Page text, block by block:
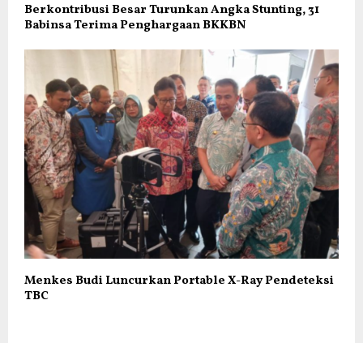
Berkontribusi Besar Turunkan Angka Stunting, 31
Babinsa Terima Penghargaan BKKBN
Menkes Budi Luncurkan Portable X-Ray Pendeteksi
TBC